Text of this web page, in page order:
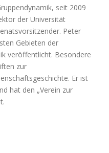
seit 2009
der Universität
Peter
Gebieten der
veröffentlicht. Besondere
zur
Er ist
hat den „Verein zur